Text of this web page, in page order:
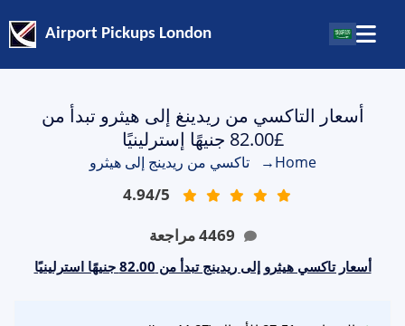
Airport Pickups London
أسعار التاكسي من ريدينغ إلى هيثرو تبدأ من
£82.00 جنيهًا إسترلينيًا
Home
→ تاكسي من ريدينج إلى هيثرو
4.94/5
4469مراجعة
أسعار تاكسي هيثرو إلى ريدينج تبدأ من 82.00 جنيهًا استرلينيًا